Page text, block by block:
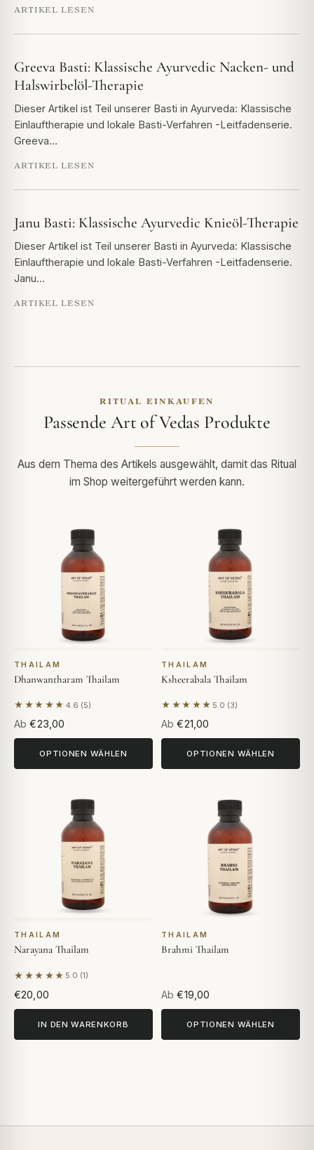
ARTIKEL LESEN
Greeva Basti: Klassische Ayurvedic Nacken- und
Halswirbelöl-Therapie
Dieser Artikel ist Teil unserer Basti in Ayurveda: Klassische
Einlauftherapie und lokale Basti-Verfahren -Leitfadenserie.
Greeva…
ARTIKEL LESEN
Janu Basti: Klassische Ayurvedic Knieöl-Therapie
Dieser Artikel ist Teil unserer Basti in Ayurveda: Klassische
Einlauftherapie und lokale Basti-Verfahren -Leitfadenserie.
Janu…
ARTIKEL LESEN
RITUAL EINKAUFEN
Passende Art of Vedas Produkte
Aus dem Thema des Artikels ausgewählt, damit das Ritual
im Shop weitergeführt werden kann.
THAILAM
Dhanwantharam Thailam
★★★★★ 4.6 (5)
Basierend auf 5 Bewertungen
Ab €23,00
OPTIONEN WÄHLEN
THAILAM
Ksheerabala Thailam
★★★★★ 5.0 (3)
Basierend auf 3
Ab €21,00
OPTIONEN WÄHLEN
THAILAM
Narayana Thailam
★★★★★ 5.0 (1)
Basierend auf 1 Bewertung
€20,00
IN DEN WARENKORB
THAILAM
Brahmi Thailam
Ab €19,00
OPTIONEN WÄHLEN